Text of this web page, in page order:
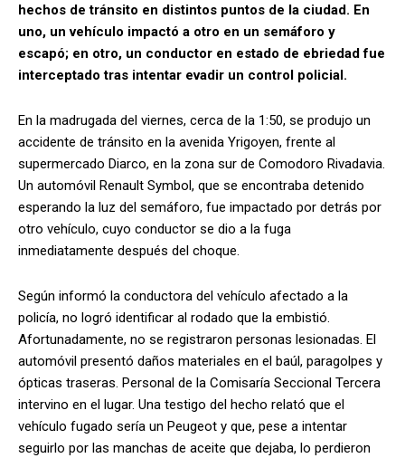
hechos de tránsito en distintos puntos de la ciudad. En
uno, un vehículo impactó a otro en un semáforo y
escapó; en otro, un conductor en estado de ebriedad fue
interceptado tras intentar evadir un control policial.
En la madrugada del viernes, cerca de la 1:50, se produjo un
accidente de tránsito en la avenida Yrigoyen, frente al
supermercado Diarco, en la zona sur de Comodoro Rivadavia.
Un automóvil Renault Symbol, que se encontraba detenido
esperando la luz del semáforo, fue impactado por detrás por
otro vehículo, cuyo conductor se dio a la fuga
inmediatamente después del choque.
Según informó la conductora del vehículo afectado a la
policía, no logró identificar al rodado que la embistió.
Afortunadamente, no se registraron personas lesionadas. El
automóvil presentó daños materiales en el baúl, paragolpes y
ópticas traseras. Personal de la Comisaría Seccional Tercera
intervino en el lugar. Una testigo del hecho relató que el
vehículo fugado sería un Peugeot y que, pese a intentar
seguirlo por las manchas de aceite que dejaba, lo perdieron